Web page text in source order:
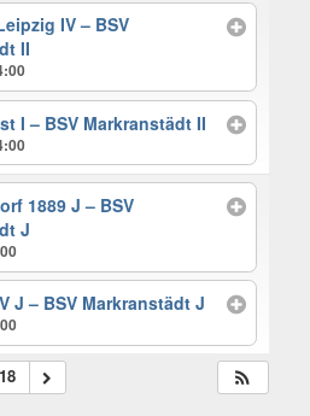
IV – BSV
II
I – BSV Markranstädt II
1889 J – BSV
J
J – BSV Markranstädt J